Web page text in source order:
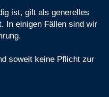
ist, gilt als generelles
In einigen Fällen sind wir
soweit keine Pflicht zur